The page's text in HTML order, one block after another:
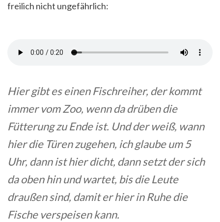
freilich nicht ungefährlich:
Hier gibt es einen Fischreiher, der kommt
immer vom Zoo, wenn da drüben die
Fütterung zu Ende ist. Und der weiß, wann
hier die Türen zugehen, ich glaube um 5
Uhr, dann ist hier dicht, dann setzt der sich
da oben hin und wartet, bis die Leute
draußen sind, damit er hier in Ruhe die
Fische verspeisen kann.